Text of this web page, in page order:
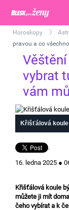
Horoskopy
pravou a co
vybrat
vám
Křišťálová koule
.
16. ledna 2025 ●
Křišťálová koule
můžete ji mít
čeho vybírat a k